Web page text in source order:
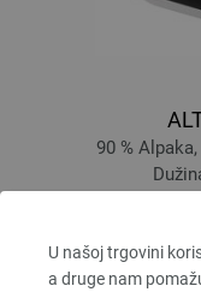
U našoj trgovini
a druge nam
90 %
bez PDV-a, dodatno